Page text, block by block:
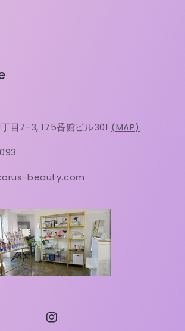
目7-3, 175番館ビル301 (MAP)
beauty.com
Instagram